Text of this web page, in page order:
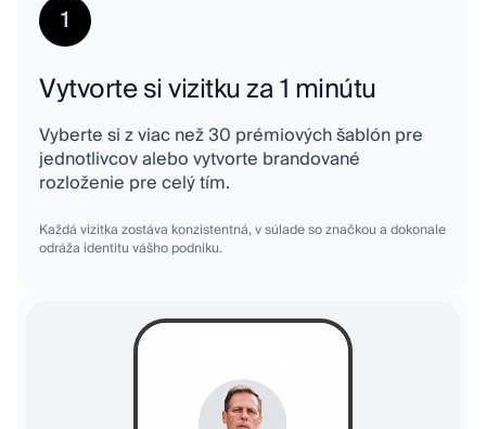
1
Vytvorte si vizitku za 1 minútu
Vyberte si z viac než 30 prémiových šablón pre
jednotlivcov alebo vytvorte brandované
rozloženie pre celý tím.
Každá vizitka zostáva konzistentná, v súlade so značkou a dokonale
odráža identitu vášho podniku.